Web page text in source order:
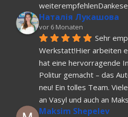
Наталія Лукашова
vor 6 Monaten
Sehr
Werkstatt!Hier arbeiten
hat eine hervorragende
Politur gemacht – das
neu! Ein tolles Team.
an Vasyl und auch an
Maksim Shepelev